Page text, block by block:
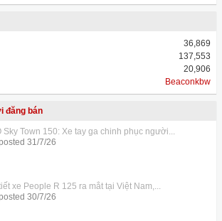
36,869
137,553
20,906
Beaconkbw
đăng bán
Sky Town 150: Xe tay ga chinh phục người...
31/7/26
xe People R 125 ra mắt tại Việt Nam,...
30/7/26